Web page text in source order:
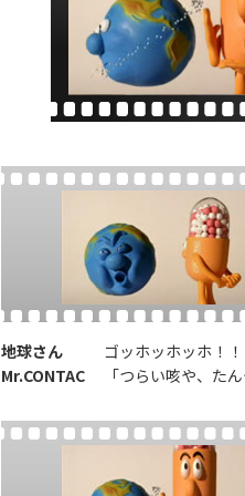
地球さん
ゴッホッホッホ！！
Mr.CONTAC
「つらい咳や、た